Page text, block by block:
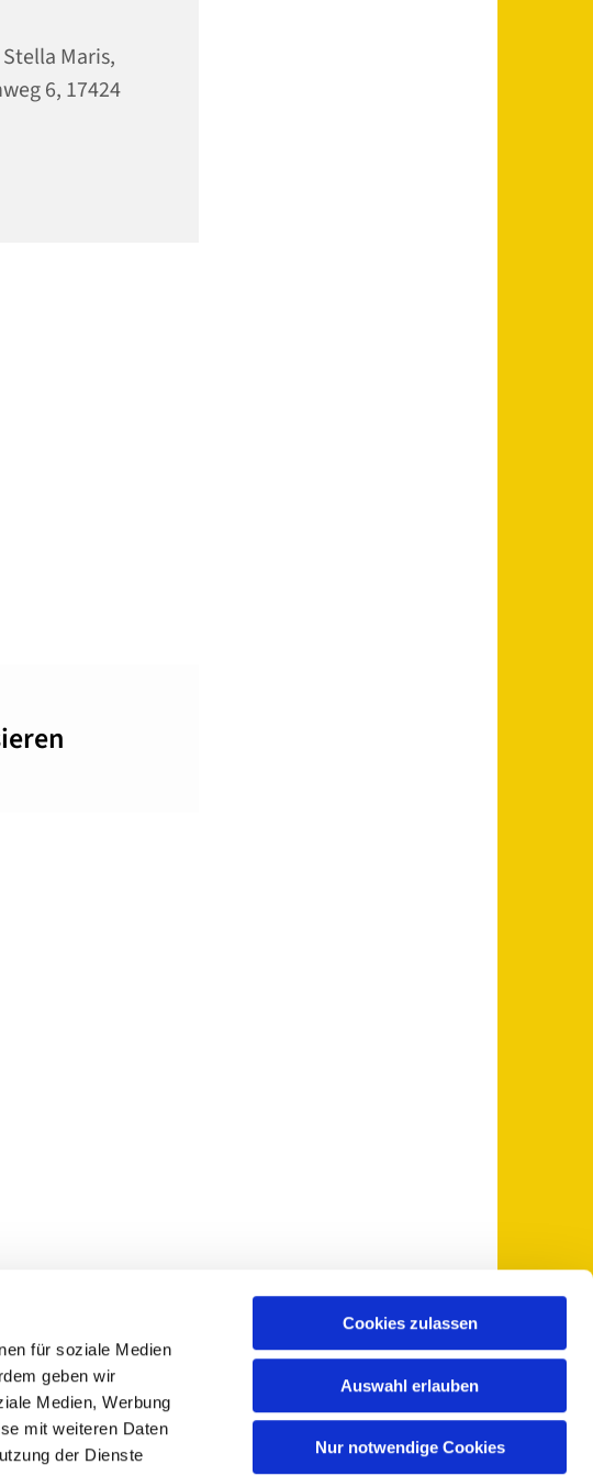
für soziale Medien
geben wir
Medien, Werbung
mit weiteren Daten
der Dienste
Cookies zulassen
Auswahl erlauben
Nur notwendige Cookies
Maris,
6, 17424
+49 3834 5735-0
pfarramt@sankt-otto.de